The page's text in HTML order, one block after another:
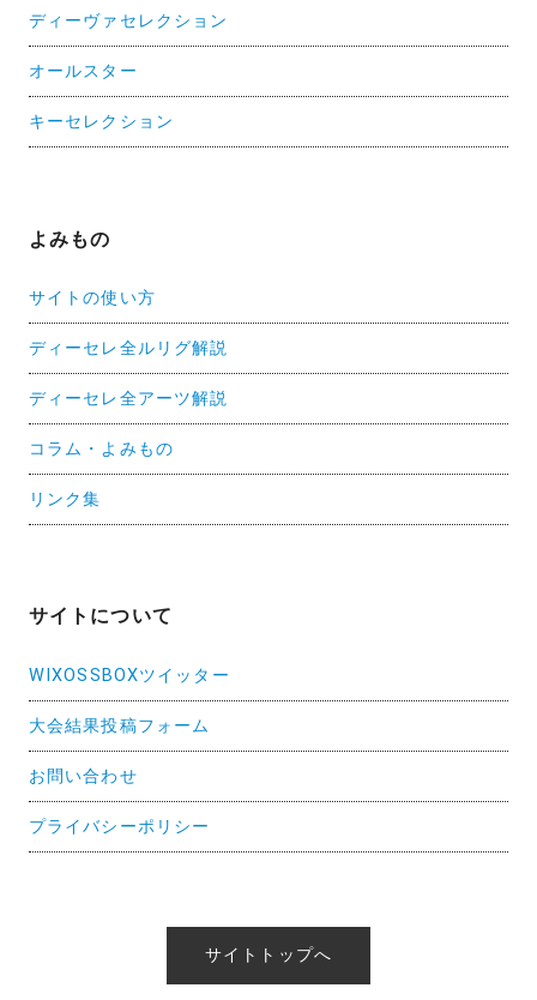
ディーヴァセレクション
オールスター
キーセレクション
よみもの
サイトの使い方
ディーセレ全ルリグ解説
ディーセレ全アーツ解説
コラム・よみもの
リンク集
サイトについて
WIXOSSBOXツイッター
大会結果投稿フォーム
お問い合わせ
プライバシーポリシー
サイトトップへ